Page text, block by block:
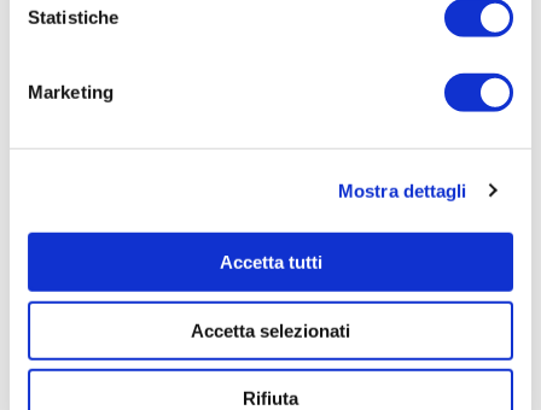
Statistiche
Marketing
Mostra dettagli
Accetta tutti
Accetta selezionati
Rifiuta